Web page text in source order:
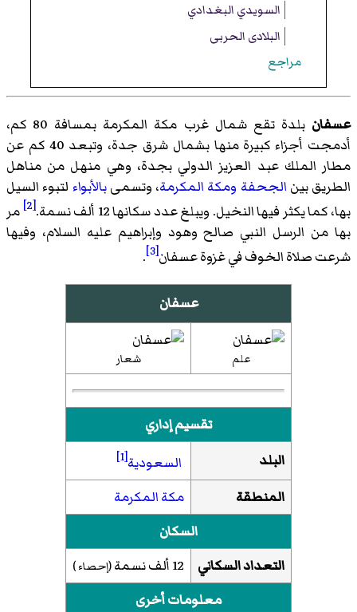
السويدي البغدادي
البلادی الحربی
مراجع
عسفان
بلدة تقع شمال غرب مكة المكرمة بمسافة 80 كم،
أدمجت أجزاء كبيرة منها بشمال شرق جدة، وتبعد 40 كم عن
مطار الملك عبد العزيز الدولي بجدة، وهي منهل من مناهل
الطريق بين الجحفة ومكة المكرمة، وتسمىبالأبواء لتبوء السيل
بها، كما يكثر فيها النخيل. ويبلغ عدد سكانها 12 ألف نسمة.
[2]
مر
بها من الرسل النبي صالح وهود وإبراهيم عليه السلام، وفيها
شرعت صلاة الخوف في غزوة عسفان[3]
.
عسفان
علم شعار
تقسيم إداري
البلد
السعودية[1]
المنطقة
مكة المكرمة
السكان
التعداد السكاني
12 ألف نسمة (إحصاء )
معلومات أخرى